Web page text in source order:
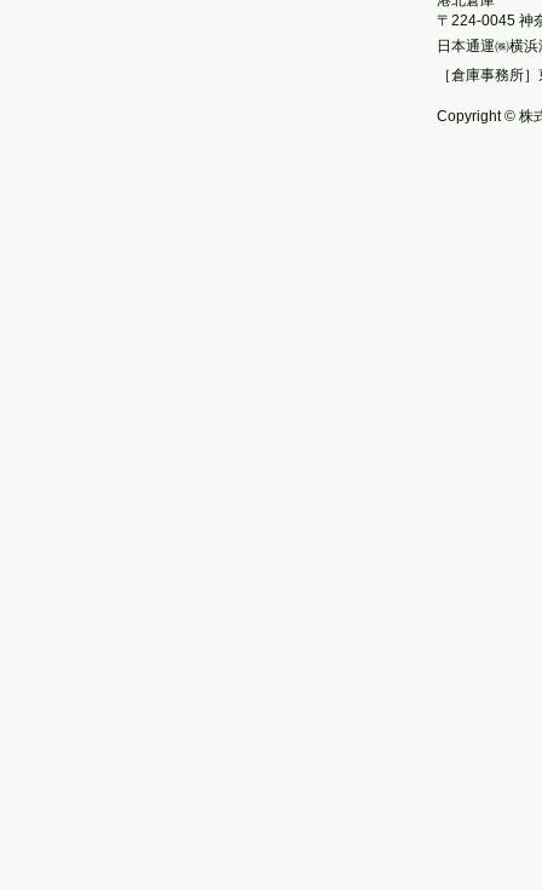
〒224-0045 神
日本通運㈱横
［倉庫事務所
Copyright © 株